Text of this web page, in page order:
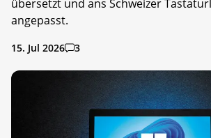
übersetzt und ans Schweizer
angepasst.
15. Jul 2026 3